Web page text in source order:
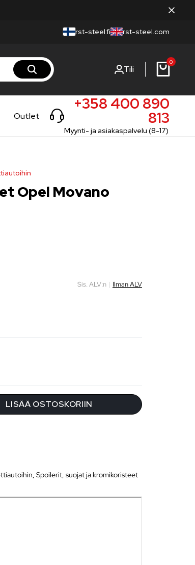
rst-steel.fi rst-steel.com
Tili
0
Outlet
+358 400 890
813
Myynti- ja asiakaspalvelu (8-17)
Opel Movano
Sis. ALV:n | Ilman ALV
LISÄÄ OSTOSKORIIN
,Spoilerit, suojat ja kromikoristeet